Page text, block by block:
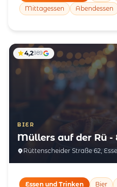
Mittagessen Abendessen
BIER
Müllers auf der Rü -
Rüttenscheider Straße 62,
4,2989
Essen und Trinken Bier